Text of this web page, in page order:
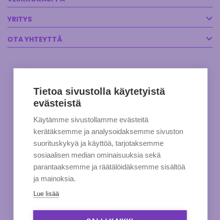
YRITYS
OTA YHTEYTTÄ
Tietoa sivustolla käytetyistä
evästeistä
Käytämme sivustollamme evästeitä
kerätäksemme ja analysoidaksemme sivuston
suorituskykyä ja käyttöä, tarjotaksemme
sosiaalisen median ominaisuuksia sekä
parantaaksemme ja räätälöidäksemme sisältöä
ja mainoksia.
Lue lisää